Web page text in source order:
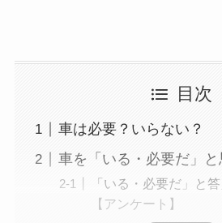
お
ら
で
目次
車は必要？いらない？
車を「いる・必要だ」と
「いる・必要だ」と
【アンケート】